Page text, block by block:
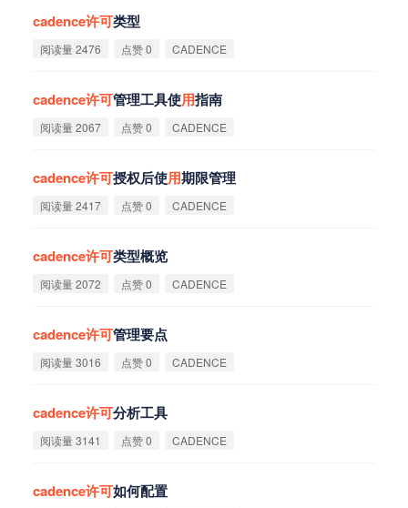
cadence许可类型
阅读量 2476 点赞 0 CADENCE
cadence许可管理工具使用指南
阅读量 2067 点赞 0 CADENCE
cadence许可授权后使用期限管理
阅读量 2417 点赞 0 CADENCE
cadence许可类型概览
阅读量 2072 点赞 0 CADENCE
cadence许可管理要点
阅读量 3016 点赞 0 CADENCE
cadence许可分析工具
阅读量 3141 点赞 0 CADENCE
cadence许可如何配置